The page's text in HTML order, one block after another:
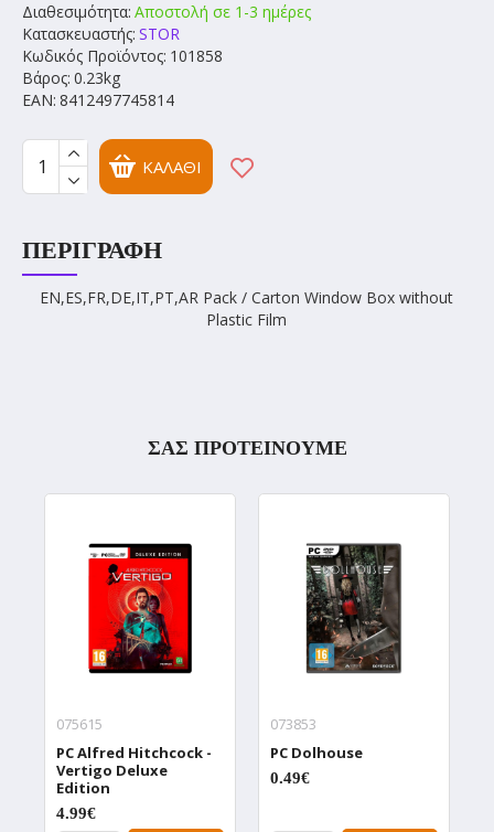
Διαθεσιμότητα: Αποστολή σε 1-3 ημέρες
Κατασκευαστής: STOR
Κωδικός Προϊόντος: 101858
Βάρος: 0.23kg
EAN: 8412497745814
ΚΑΛΆΘΙ
ΠΕΡΙΓΡΑΦΉ
EN,ES,FR,DE,IT,PT,AR Pack / Carton Window Box without
Plastic Film
ΣΑΣ ΠΡΟΤΕΙΝΟΥΜΕ
075615
PC Alfred Hitchcock -
Vertigo Deluxe
Edition
4.99€
073853
PC Dolhouse
0.49€